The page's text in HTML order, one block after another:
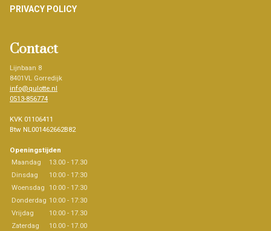
PRIVACY POLICY
Contact
Lijnbaan 8
8401VL Gorredijk
info@qulotte.nl
0513-856774
KVK 01106411
Btw NL001462662B82
Openingstijden
Maandag
13.00 - 17.30
Dinsdag
10:00 - 17:30
Woensdag 10:00 - 17:30
Donderdag 10:00 - 17:30
Vrijdag
10:00 - 17.30
Zaterdag
10.00 - 17.00